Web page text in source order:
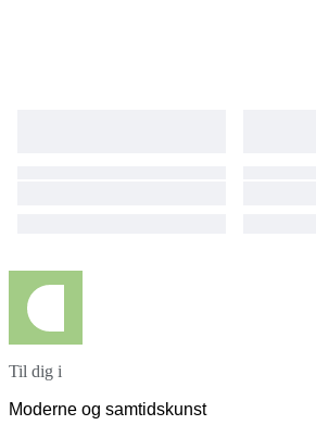
Til dig i
Moderne og samtidskunst